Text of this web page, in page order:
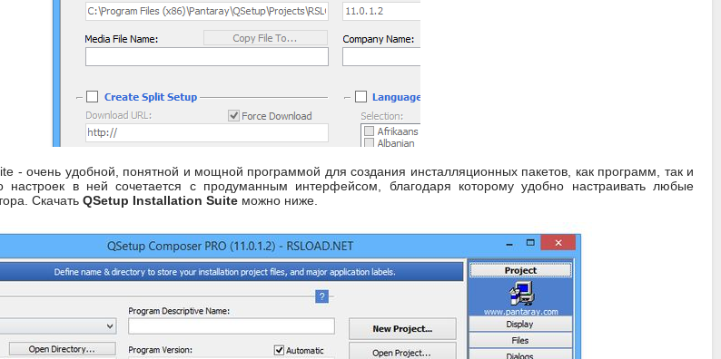
- очень удобной, понятной и мощной программой для создания инсталляционных пакетов, как программ, так и
настроек в ней сочетается с продуманным интерфейсом, благодаря которому удобно настраивать любые
Скачать QSetup Installation Suite можно ниже.